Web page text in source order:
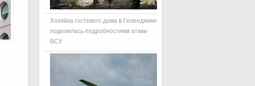
Хозяйка гостевого дома в Геленджике
поделилась подробностями атаки
ВСУ